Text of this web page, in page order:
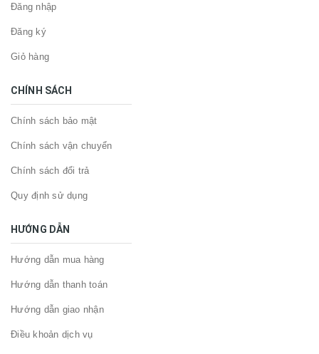
Đăng nhập
Đăng ký
Giỏ hàng
CHÍNH SÁCH
Chính sách bảo mật
Chính sách vận chuyển
Chính sách đổi trả
Quy định sử dụng
HƯỚNG DẪN
Hướng dẫn mua hàng
Hướng dẫn thanh toán
Hướng dẫn giao nhận
Điều khoản dịch vụ